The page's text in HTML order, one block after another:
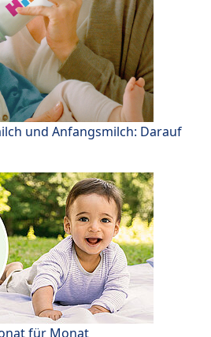
und Anfangsmilch: Darauf
für Monat